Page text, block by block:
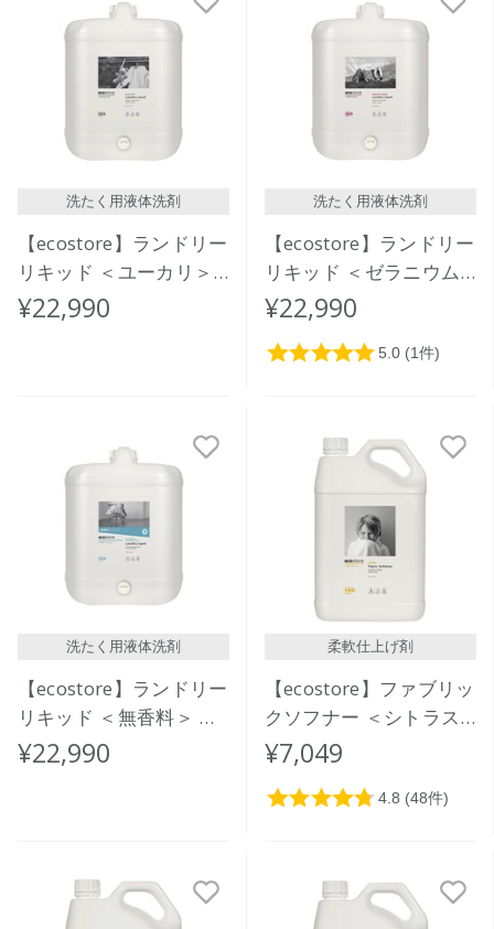
洗たく用液体洗剤
【ecostore】ランドリー
リキッド ＜ユーカリ＞
バルク 20L
¥22,990
洗たく用液体洗剤
【ecostore】ランドリー
リキッド ＜ゼラニウム
＆オレンジ＞バルク 20L
¥22,990
洗たく用液体洗剤
【ecostore】ランドリー
リキッド ＜無香料＞ バ
ルク 20L
¥22,990
柔軟仕上げ剤
【ecostore】ファブリッ
クソフナー ＜シトラス
＞ 5L
¥7,049